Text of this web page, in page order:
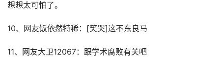
想想太可怕了。
10、网友饭依然特稀：[笑哭]这不东良马
11、网友大卫12067：跟学术腐败有关吧